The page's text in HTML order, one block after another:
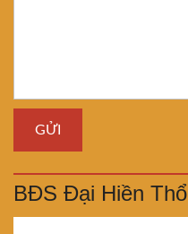
BĐS Đại Hiền Thổ